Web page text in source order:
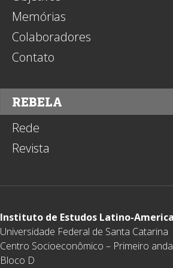
Memórias
Colaboradores
Contato
REBELA
Rede
Revista
Instituto de Estudos Latino-
Universidade Federal de Santa Catarina
Centro Socioeconômico – Primeiro
Bloco D